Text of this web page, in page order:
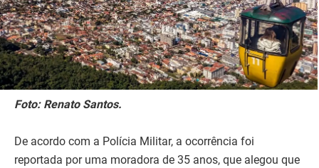
Foto: Renato Santos.
De acordo com a Polícia Militar, a ocorrência foi
reportada por uma moradora de 35 anos, que alegou que